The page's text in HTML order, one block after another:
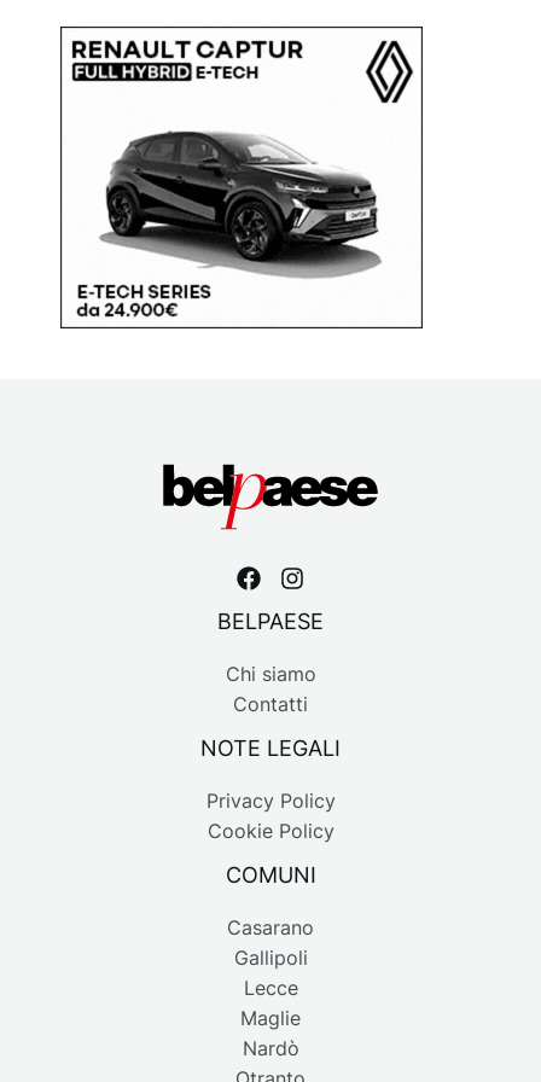
BELPAESE
Chi siamo
Contatti
NOTE LEGALI
Privacy Policy
Cookie Policy
COMUNI
Casarano
Gallipoli
Lecce
Maglie
Nardò